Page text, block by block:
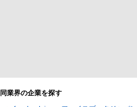
同業界の企業を探す